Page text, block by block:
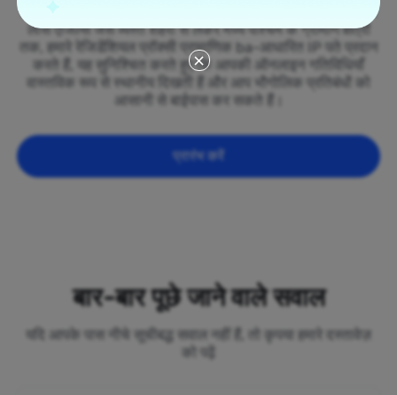
and Herzegovina के सभी 50 राज्यों में फैला हुआ है। न्यूयॉर्क और
लॉस एंजिल्स जैसे व्यस्त शहरों से लेकर मध्य पश्चिम के ग्रामीण क्षेत्रों
तक, हमारे रेजिडेंशियल प्रॉक्सी प्रामाणिक ba-आधारित IP पते प्रदान
करते हैं, यह सुनिश्चित करते हुए कि आपकी ऑनलाइन गतिविधियाँ
वास्तविक रूप से स्थानीय दिखती हैं और आप भौगोलिक प्रतिबंधों को
आसानी से बाईपास कर सकते हैं।
प्रारंभ करें
बार-बार पूछे जाने वाले सवाल
यदि आपके पास नीचे सूचीबद्ध सवाल नहीं हैं, तो कृपया हमारे दस्तावेज़
को पढ़ें